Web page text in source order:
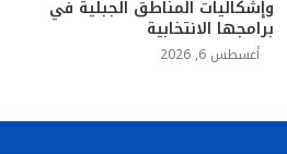
وإشكاليات المناطق الجبلية في
برامجها الانتخابية
أغسطس 6, 2026